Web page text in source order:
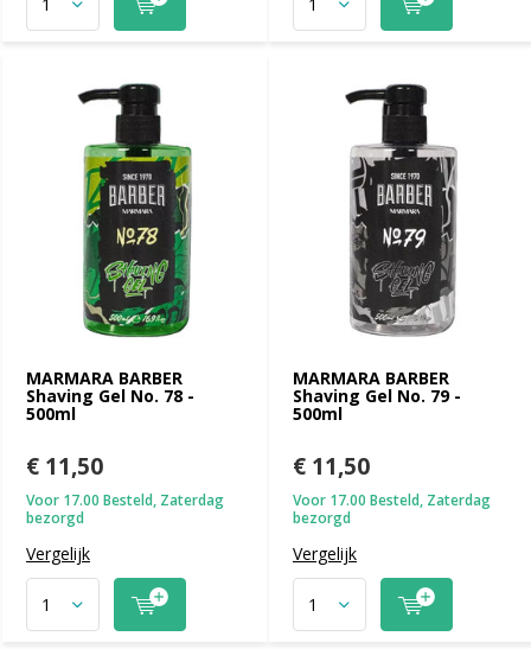
MARMARA BARBER
Shaving Gel No. 78 -
500ml
€ 11,50
Voor 17.00 Besteld, Zaterdag
bezorgd
Vergelijk
MARMARA BARBER
Shaving Gel No. 79 -
500ml
€ 11,50
Voor 17.00 Besteld, Zaterdag
bezorgd
Vergelijk